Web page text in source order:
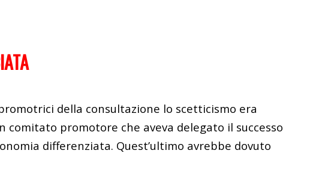
della consultazione lo scetticismo era
promotore che aveva delegato il successo
differenziata. Quest’ultimo avrebbe dovuto